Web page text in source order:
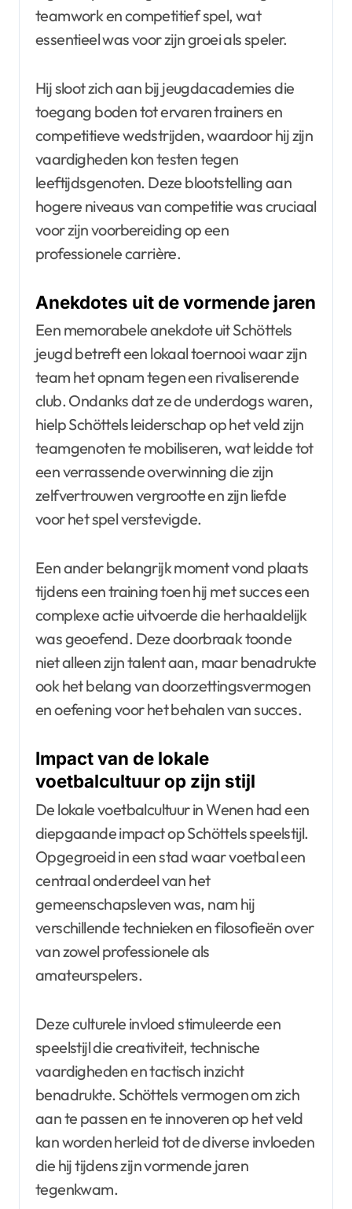
teamwork en competitief spel, wat
essentieel was voor zijn groei als speler.
Hij sloot zich aan bij jeugdacademies die
toegang boden tot ervaren trainers en
competitieve wedstrijden, waardoor hij zijn
vaardigheden kon testen tegen
leeftijdsgenoten. Deze blootstelling aan
hogere niveaus van competitie was cruciaal
voor zijn voorbereiding op een
professionele carrière.
Anekdotes uit de vormende jaren
Een memorabele anekdote uit Schöttels
jeugd betreft een lokaal toernooi waar zijn
team het opnam tegen een rivaliserende
club. Ondanks dat ze de underdogs waren,
hielp Schöttels leiderschap op het veld zijn
teamgenoten te mobiliseren, wat leidde tot
een verrassende overwinning die zijn
zelfvertrouwen vergrootte en zijn liefde
voor het spel verstevigde.
Een ander belangrijk moment vond plaats
tijdens een training toen hij met succes een
complexe actie uitvoerde die herhaaldelijk
was geoefend. Deze doorbraak toonde
niet alleen zijn talent aan, maar benadrukte
ook het belang van doorzettingsvermogen
en oefening voor het behalen van succes.
Impact van de lokale
voetbalcultuur op zijn stijl
De lokale voetbalcultuur in Wenen had een
diepgaande impact op Schöttels speelstijl.
Opgegroeid in een stad waar voetbal een
centraal onderdeel van het
gemeenschapsleven was, nam hij
verschillende technieken en filosofieën over
van zowel professionele als
amateurspelers.
Deze culturele invloed stimuleerde een
speelstijl die creativiteit, technische
vaardigheden en tactisch inzicht
benadrukte. Schöttels vermogen om zich
aan te passen en te innoveren op het veld
kan worden herleid tot de diverse invloeden
die hij tijdens zijn vormende jaren
tegenkwam.